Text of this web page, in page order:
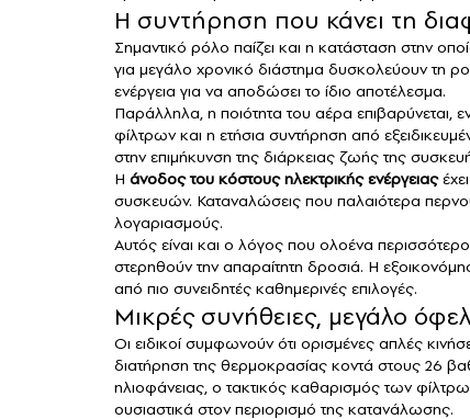
Η συντήρηση που κάνει τη
Σημαντικό ρόλο παίζει και η κατάσταση στην
για μεγάλο χρονικό διάστημα δυσκολεύουν τη
ενέργεια για να αποδώσει το ίδιο αποτέλεσμα.
Παράλληλα, η ποιότητα του αέρα επιβαρύνεται,
φίλτρων και η ετήσια συντήρηση από
στην επιμήκυνση της διάρκειας ζωής της
Η άνοδος του κόστους ηλεκτρικής ενέργειας
συσκευών. Καταναλώσεις που παλαιότερα
λογαριασμούς.
Αυτός είναι και ο λόγος που ολοένα
στερηθούν την απαραίτητη δροσιά. Η
από πιο συνειδητές καθημερινές επιλογές.
Μικρές συνήθειες, μεγάλο
Οι ειδικοί συμφωνούν ότι ορισμένες απλές
διατήρηση της θερμοκρασίας κοντά στους 26
ηλιοφάνειας, ο τακτικός καθαρισμός των
ουσιαστικά στον περιορισμό της κατανάλωσης.